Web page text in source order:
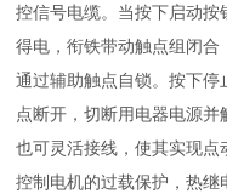
控信号电缆。当按下启动按
得电，衔铁带动触点组闭
通过辅助触点自锁。按下
点断开，切断用电器电源
也可灵活接线，使其实现
控制电机的过载保护，热继